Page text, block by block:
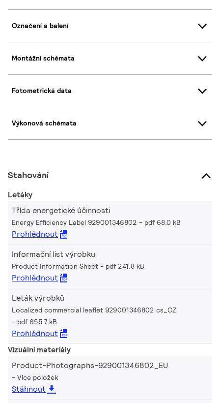
Označení a balení
Montážní schémata
Fotometrická data
Výkonová schémata
Stahování
Letáky
Třída energetické účinnosti
Energy Efficiency Label 929001346802 pdf 68.0 kB
Prohlédnout
Informační list výrobku
Product Information Sheet pdf 241.8 kB
Prohlédnout
Leták výrobků
Localized commercial leaflet 929001346802 cs_CZ
pdf 655.7 kB
Prohlédnout
Vizuální materiály
Product-Photographs-929001346802_EU
Více položek
Stáhnout